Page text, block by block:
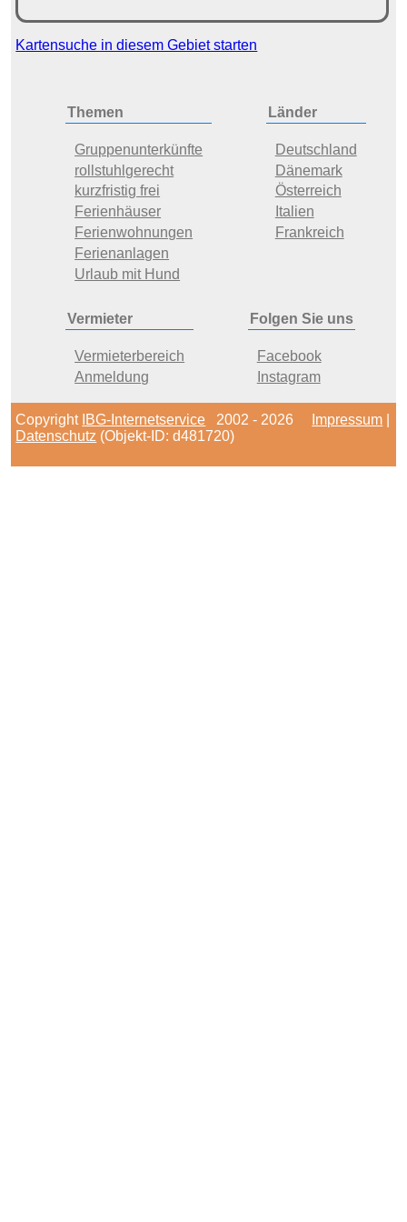
Kartensuche in diesem Gebiet starten
Themen
Gruppenunterkünfte
rollstuhlgerecht
kurzfristig frei
Ferienhäuser
Ferienwohnungen
Ferienanlagen
Urlaub mit Hund
Länder
Deutschland
Dänemark
Österreich
Italien
Frankreich
Vermieter
Vermieterbereich
Anmeldung
Folgen Sie uns
Facebook
Instagram
Copyright IBG-Internetservice 2002 - 2026 Impressum
Datenschutz (Objekt-ID: d481720)